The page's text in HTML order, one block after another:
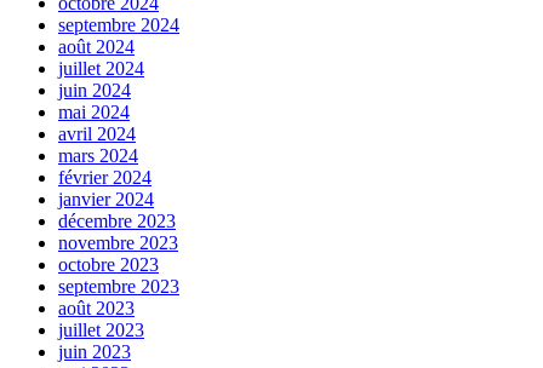
septembre 2024
août 2024
juillet 2024
juin 2024
mai 2024
avril 2024
mars 2024
février 2024
janvier 2024
décembre 2023
novembre 2023
octobre 2023
septembre 2023
août 2023
juillet 2023
juin 2023